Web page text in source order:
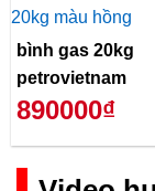
bình gas 20kg
petrovietnam
890000₫